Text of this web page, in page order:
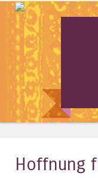
Hoffnung